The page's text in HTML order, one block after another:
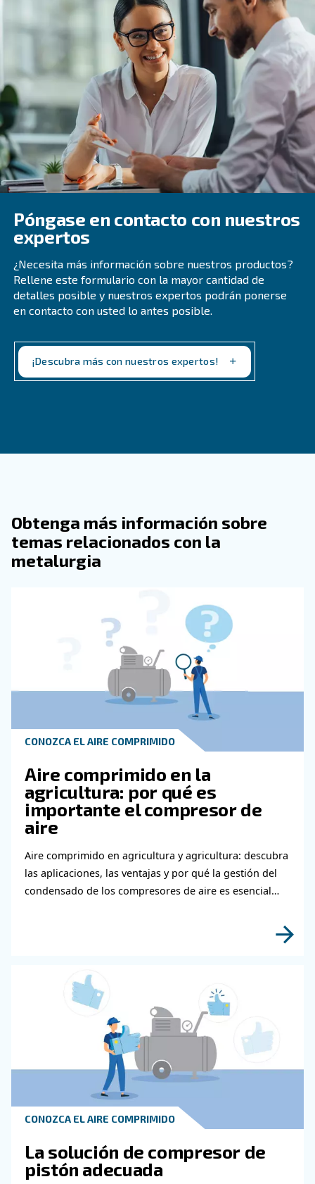
Preguntas más frecuentes
¿Qué Es Un Compresor De Pistón?
¿Cuáles Son Las Ventajas De Los
Compresores De Pistón?
Los compresores de pistón ofrecen varias ventajas,
idoneidad para pequeños requisitos de aire
frecuente en entornos industriales. Tienen un precio
mantenimiento en comparación con los
También están disponibles en modelos lubricados
Póngase en contacto con
¿Necesita más información sobre nuestros
Rellene este formulario con la mayor cantidad
detalles posible y nuestros expertos podrán
en contacto con usted lo antes posible.
¡Descubra más con nuestros expertos!